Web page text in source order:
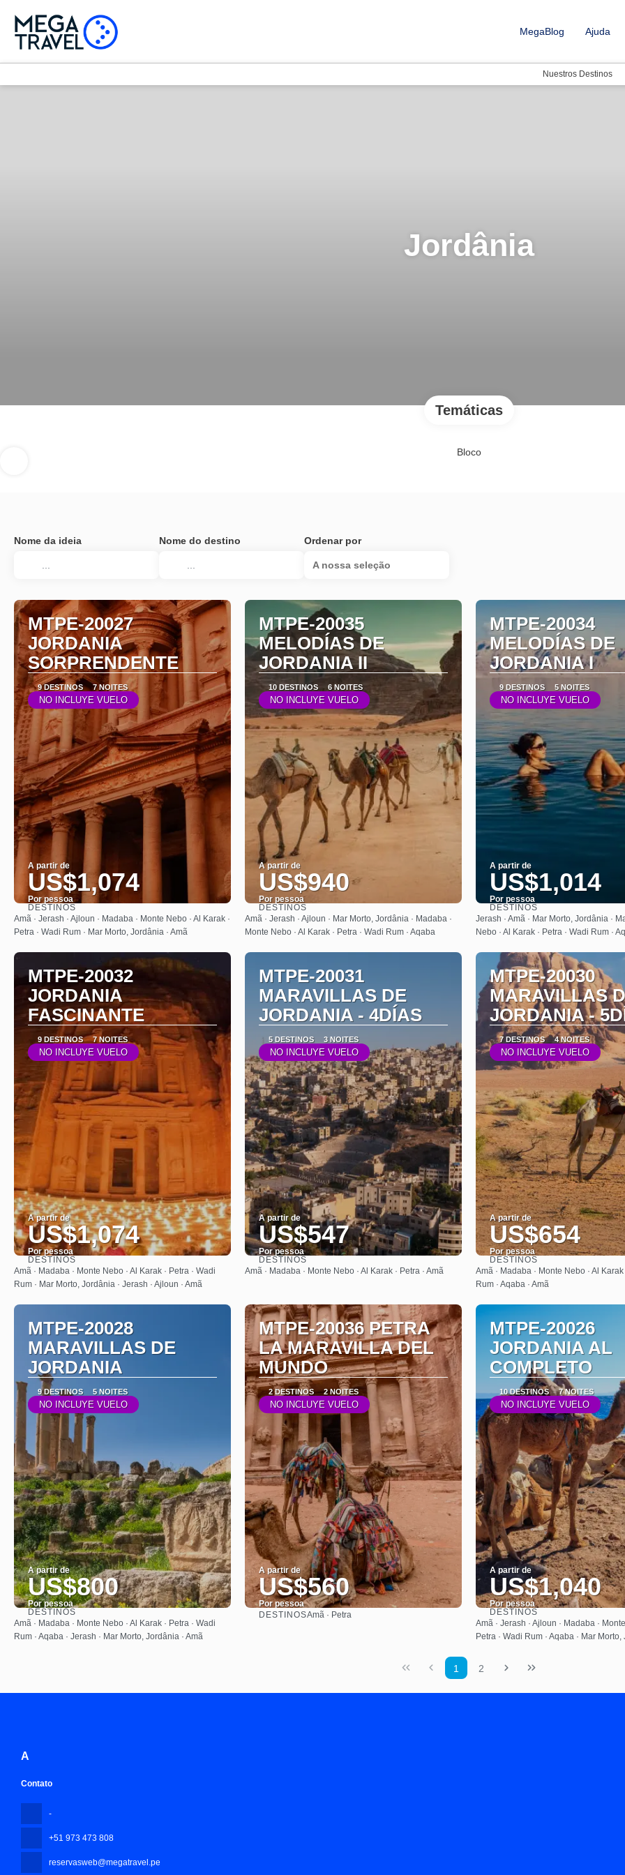
MegaBlog Ajuda
Nuestros Destinos
Jordânia
Temáticas
Bloco
Nome da ideia Nome do destino Ordenar por
A nossa seleção
MTPE-20027
JORDANIA
SORPRENDENTE
9 DESTINOS 7 NOITES
NO INCLUYE VUELO
A partir de
US$1,074
Por pessoa
Saiba mais
DESTINOS
Amã · Jerash · Ajloun · Madaba · Monte Nebo · Al Karak ·
Petra · Wadi Rum · Mar Morto, Jordânia · Amã
MTPE-20035
MELODÍAS DE
JORDANIA II
10 DESTINOS 6 NOITES
NO INCLUYE VUELO
A partir de
US$940
Por pessoa
Saiba mais
DESTINOS
Amã · Jerash · Ajloun · Mar Morto, Jordânia · Madaba ·
Monte Nebo · Al Karak · Petra · Wadi Rum · Aqaba
MTPE-20034
MELODÍAS DE
JORDANIA I
9 DESTINOS 5 NOITES
NO INCLUYE VUELO
A partir de
US$1,014
Por pessoa
Saiba mais
DESTINOS
Jerash · Amã · Mar Morto, Jordânia ·
Nebo · Al Karak · Petra · Wadi Rum ·
MTPE-20032
JORDANIA
FASCINANTE
9 DESTINOS 7 NOITES
NO INCLUYE VUELO
A partir de
US$1,074
Por pessoa
Saiba mais
DESTINOS
Amã · Madaba · Monte Nebo · Al Karak · Petra · Wadi
Rum · Mar Morto, Jordânia · Jerash · Ajloun · Amã
MTPE-20031
MARAVILLAS DE
JORDANIA - 4DÍAS
5 DESTINOS 3 NOITES
NO INCLUYE VUELO
A partir de
US$547
Por pessoa
Saiba mais
DESTINOS
Amã · Madaba · Monte Nebo · Al Karak · Petra · Amã
MTPE-20030
MARAVILLAS
JORDANIA -
7 DESTINOS 4 NOITES
NO INCLUYE VUELO
A partir de
US$654
Por pessoa
Saiba mais
DESTINOS
Amã · Madaba · Monte Nebo · Al Karak
Rum · Aqaba · Amã
MTPE-20028
MARAVILLAS DE
JORDANIA
9 DESTINOS 5 NOITES
NO INCLUYE VUELO
A partir de
US$800
Por pessoa
Saiba mais
DESTINOS
Amã · Madaba · Monte Nebo · Al Karak · Petra · Wadi
Rum · Aqaba · Jerash · Mar Morto, Jordânia · Amã
MTPE-20036 PETRA
LA MARAVILLA DEL
MUNDO
2 DESTINOS 2 NOITES
NO INCLUYE VUELO
A partir de
US$560
Por pessoa
DESTINOSAmã · Petra
MTPE-20026
JORDANIA AL
COMPLETO
10 DESTINOS 7 NOITES
NO INCLUYE VUELO
A partir de
US$1,040
Por pessoa
Saiba mais
DESTINOS
Amã · Jerash · Ajloun · Madaba ·
Petra · Wadi Rum · Aqaba · Mar
1 2
A
Contato
-
+51 973 473 808
reservasweb@megatravel.pe